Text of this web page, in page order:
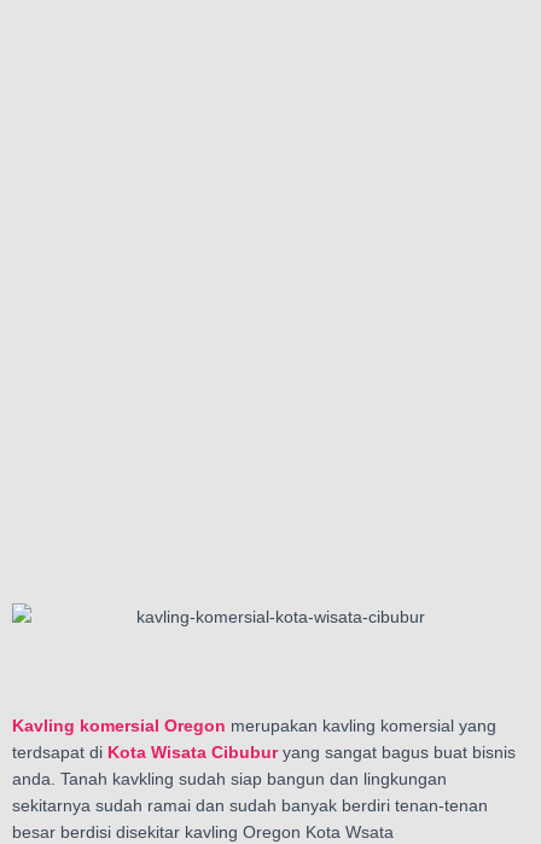
Kavling komersial Oregon merupakan kavling komersial yang
terdsapat di Kota Wisata Cibuburyang sangat bagus buat bisnis
anda. Tanah kavkling sudah siap bangun dan lingkungan
sekitarnya sudah ramai dan sudah banyak berdiri tenan-tenan
besar berdisi disekitar kavling Oregon Kota Wsata